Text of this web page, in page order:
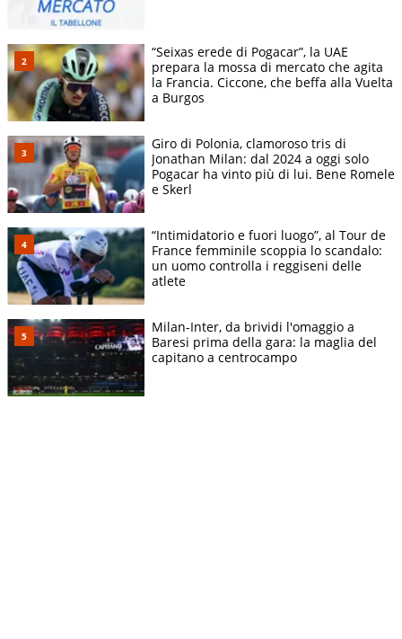
“Seixas erede di Pogacar”, la UAE
prepara la mossa di mercato che agita
la Francia. Ciccone, che beffa alla Vuelta
a Burgos
Giro di Polonia, clamoroso tris di
Jonathan Milan: dal 2024 a oggi solo
Pogacar ha vinto più di lui. Bene Romele
e Skerl
“Intimidatorio e fuori luogo”, al Tour de
France femminile scoppia lo scandalo:
un uomo controlla i reggiseni delle
atlete
Milan-Inter, da brividi l'omaggio a
Baresi prima della gara: la maglia del
capitano a centrocampo